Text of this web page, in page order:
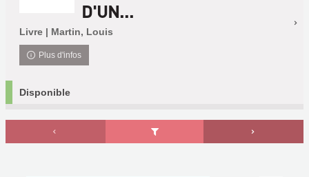
D'UN...
Livre | Martin, Louis
Plus d'infos
Disponible